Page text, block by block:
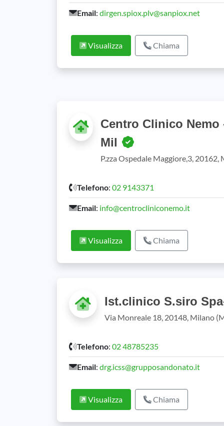
Email: dirgen.spiox.plv@sanpiox.net
Visualizza Chiama
Centro Clinico Nemo
Mil
P.zza Ospedale Maggiore,3,
Telefono: 02 9143371
Email: info@centrocliniconemo.it
Visualizza Chiama
Ist.clinico S.siro
Via Monreale 18, 20148, Milano
Telefono: 02 48785235
Email: drg.icss@grupposandonato.it
Visualizza Chiama